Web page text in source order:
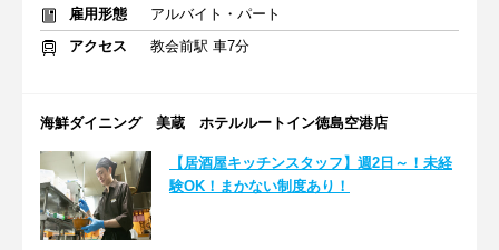
雇用形態
アルバイト・パート
アクセス
教会前駅 車7分
海鮮ダイニング 美蔵 ホテルルートイン徳島空港店
【居酒屋キッチンスタッフ】週2日～！未経
験OK！まかない制度あり！